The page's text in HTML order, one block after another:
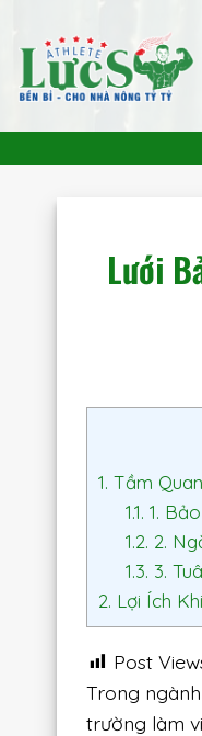
qua
dung
Lưới
1. Tầm
1.1. 1.
1.2. 2.
1.3. 3.
2. Lợi Ích
Post
Trong
trường làm